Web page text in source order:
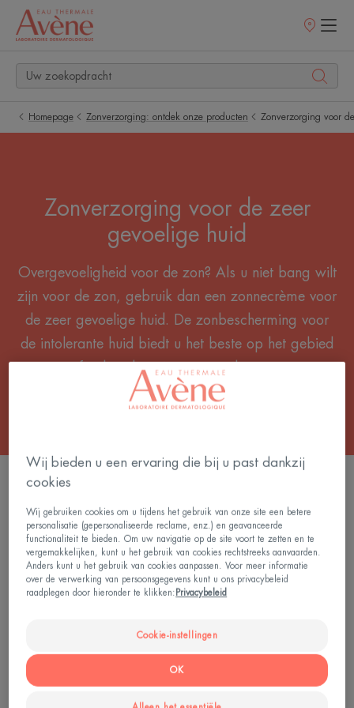
Homepage Zonverzorging: ontdek onze producten Zonverzorging voor
Zonverzorging voor de zeer
gevoelige huid
Overgevoeligheid voor de zon? Als u niet bang wilt
zijn voor de zon, gebruik dan een zonnecrème voor
de zeer gevoelige huid. De zonbescherming voor
de intolerante huid biedt u het beste op het gebied
van fotobescherming voor veilig zonnen.
3 Resultaten "Zonverzorging voor de zeer
gevoelige huid"
SPF
Minerale
getint
Wij bieden u een ervaring die bij u past dankzij
cookies
Wij gebruiken cookies om u tijdens het gebruik van onze site een betere
personalisatie (gepersonaliseerde reclame, enz.) en geavanceerde
functionaliteit te bieden. Om uw navigatie op de site voort te zetten en te
vergemakkelijken, kunt u het gebruik van cookies rechtstreeks aanvaarden.
Anders kunt u het gebruik van cookies aanpassen. Voor meer informatie
over de verwerking van persoonsgegevens kunt u ons privacybeleid
raadplegen door hieronder te klikken:Privacybeleid
Cookie-instellingen
OK